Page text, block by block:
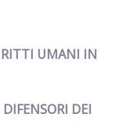
UMANI IN
DEI